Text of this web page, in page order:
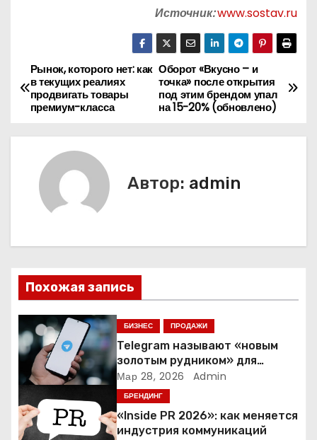
Источник:www.sostav.ru
Н
а
в
ц
и
я
п
о
з
а
Оборот «Вкусно – и
точка» после открытия
под этим брендом упал
на 15-20% (обновлено)
Рынок, которого нет: как
в текущих реалиях
продвигать товары
премиум-класса
Автор: admin
Похожая запись
БИЗНЕС ПРОДАЖИ
Telegram называют «новым
золотым рудником» для
креаторов: как блогеры
создают онлайн-бизнес
Мар 28, 2026 Admin
БРЕНДИНГ
«Inside PR 2026»: как меняется
индустрия коммуникаций